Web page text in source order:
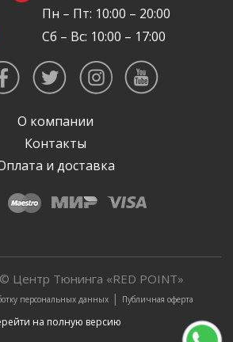
Пн – Пт: 10:00 – 20:00
Сб – Вс: 10:00 – 17:00
О компании
Контакты
и доставка
Центр Тюнинга «RED POINT»
персональных данных| Публичная оферта
на полную версию